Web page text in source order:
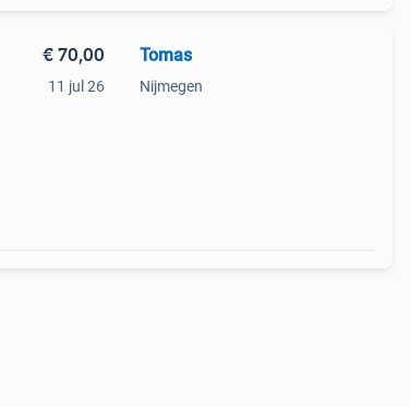
€ 70,00
11 jul 26
Tomas
Nijmegen